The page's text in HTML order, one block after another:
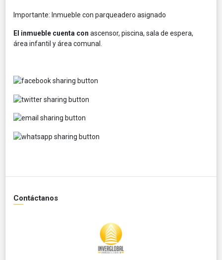
Importante: Inmueble con parqueadero asignado
El inmueble cuenta con ascensor, piscina, sala de espera,
área infantil y área comunal.
Contáctanos